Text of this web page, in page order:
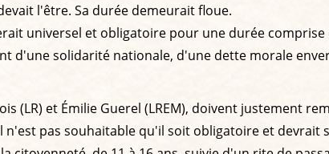
l'être. Sa durée demeurait floue.
universel et obligatoire pour une durée
d'une solidarité nationale, d'une dette morale
(LR) et Émilie Guerel (LREM), doivent justement
pas souhaitable qu'il soit obligatoire et